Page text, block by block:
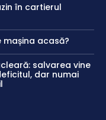
în cartierul
mașina acasă?
salvarea vine
dar numai